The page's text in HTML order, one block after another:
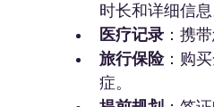
时长和详细信息
医疗记录 ：携
旅行保险：购
症。